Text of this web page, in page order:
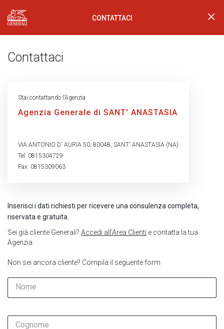
Generali Logo CONTATTACI
Contattaci
Inserisci i dati richiesti per ricevere una consulenza completa,
riservata e gratuita.
Sei già cliente Generali? Accedi all’Area Clienti e contatta la tua
Agenzia
Non sei ancora cliente? Compila il seguente form
Nome
Cognome
Stai contattando l’Agenzia
Agenzia Generale di SANT' ANASTASIA
VIA ANTONIO D' AURIA 50, 80048, SANT' ANASTASIA (NA)
Tel: 0815304729
Fax: 0815309063